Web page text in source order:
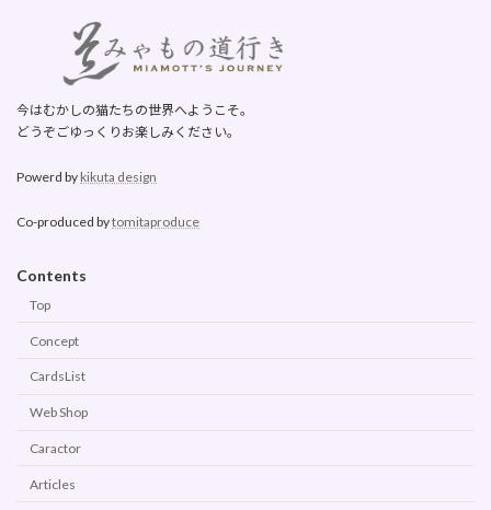
今はむかしの猫たちの世界へようこそ。
どうぞごゆっくりお楽しみください。
Powerd by kikuta design
Co-produced bytomitaproduce
Contents
Top
Concept
CardsList
Web Shop
Caractor
Articles